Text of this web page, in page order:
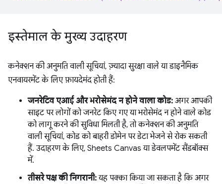
इस्तेमाल के मुख्य उदाहरण
कनेक्शन की अनुमति वाली सूचियां, ज़्यादा सुरक्षा वाले या डाइनैमिक
एनवायरमेंट के लिए फ़ायदेमंद होती हैं:
जनरेटिव एआई और भरोसेमंद न होने वाला कोड: अगर आपकी
साइट पर लोगों को जनरेट किए गए या भरोसेमंद न होने वाले कोड
को लागू करने की सुविधा मिलती है, तो कनेक्शन की अनुमति
वाली सूचियां, कोड को बाहरी डोमेन पर डेटा भेजने से रोक सकती
हैं. उदाहरण के लिए, Sheets Canvas या डेवलपमेंट सैंडबॉक्स
में.
तीसरे पक्ष की निगरानी:यह पक्का किया जा सकता है कि अगर